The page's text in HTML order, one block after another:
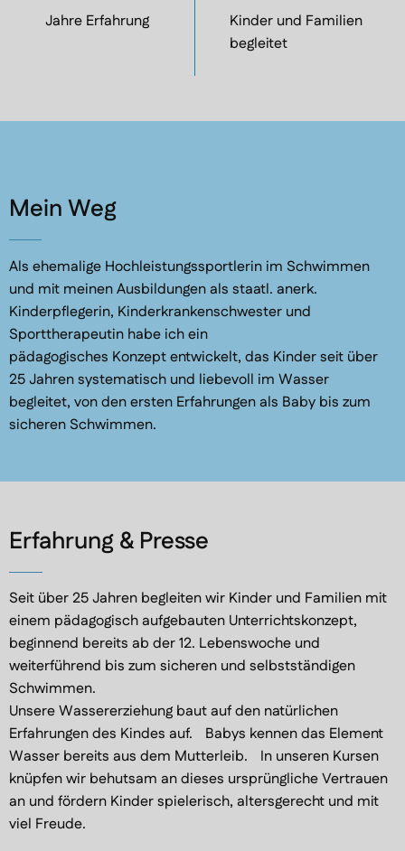
Jahre Erfahrung
Kinder und Familien
begleitet
Mein Weg
Als ehemalige Hochleistungssportlerin im Schwimmen
und mit meinen Ausbildungen als staatl. anerk.
Kinderpflegerin, Kinderkrankenschwester und
Sporttherapeutin habe ich ein
pädagogisches Konzept entwickelt, das Kinder seit über
25 Jahren systematisch und liebevoll im Wasser
begleitet, von den ersten Erfahrungen als Baby bis zum
sicheren Schwimmen.
Erfahrung & Presse
Seit über 25 Jahren begleiten wir Kinder und Familien mit
einem pädagogisch aufgebauten Unterrichtskonzept,
beginnend bereits ab der 12. Lebenswoche und
weiterführend bis zum sicheren und selbstständigen
Schwimmen.
Unsere Wassererziehung baut auf den natürlichen
Erfahrungen des Kindes auf. Babys kennen das Element
Wasser bereits aus dem Mutterleib. In unseren Kursen
knüpfen wir behutsam an dieses ursprüngliche Vertrauen
an und fördern Kinder spielerisch, altersgerecht und mit
viel Freude.